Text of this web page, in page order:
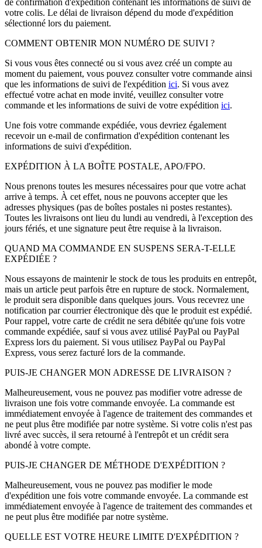
de confirmation d'expédition contenant les informations de suivi de
votre colis. Le délai de livraison dépend du mode d'expédition
sélectionné lors du paiement.
COMMENT OBTENIR MON NUMÉRO DE SUIVI ?
Si vous vous êtes connecté ou si vous avez créé un compte au
moment du paiement, vous pouvez consulter votre commande ainsi
que les informations de suivi de l'expédition ici. Si vous avez
effectué votre achat en mode invité, veuillez consulter votre
commande et les informations de suivi de votre expédition ici.
Une fois votre commande expédiée, vous devriez également
recevoir un e-mail de confirmation d'expédition contenant les
informations de suivi d'expédition.
EXPÉDITION À LA BOÎTE POSTALE, APO/FPO.
Nous prenons toutes les mesures nécessaires pour que votre achat
arrive à temps. À cet effet, nous ne pouvons accepter que les
adresses physiques (pas de boîtes postales ni postes restantes).
Toutes les livraisons ont lieu du lundi au vendredi, à l'exception des
jours fériés, et une signature peut être requise à la livraison.
QUAND MA COMMANDE EN SUSPENS SERA-T-ELLE
EXPÉDIÉE ?
Nous essayons de maintenir le stock de tous les produits en entrepôt,
mais un article peut parfois être en rupture de stock. Normalement,
le produit sera disponible dans quelques jours. Vous recevrez une
notification par courrier électronique dès que le produit est expédié.
Pour rappel, votre carte de crédit ne sera débitée qu'une fois votre
commande expédiée, sauf si vous avez utilisé PayPal ou PayPal
Express lors du paiement. Si vous utilisez PayPal ou PayPal
Express, vous serez facturé lors de la commande.
PUIS-JE CHANGER MON ADRESSE DE LIVRAISON ?
Malheureusement, vous ne pouvez pas modifier votre adresse de
livraison une fois votre commande envoyée. La commande est
immédiatement envoyée à l'agence de traitement des commandes et
ne peut plus être modifiée par notre système. Si votre colis n'est pas
livré avec succès, il sera retourné à l'entrepôt et un crédit sera
abondé à votre compte.
PUIS-JE CHANGER DE MÉTHODE D'EXPÉDITION ?
Malheureusement, vous ne pouvez pas modifier le mode
d'expédition une fois votre commande envoyée. La commande est
immédiatement envoyée à l'agence de traitement des commandes et
ne peut plus être modifiée par notre système.
QUELLE EST VOTRE HEURE LIMITE D'EXPÉDITION ?